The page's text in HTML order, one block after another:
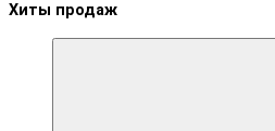
Хиты продаж